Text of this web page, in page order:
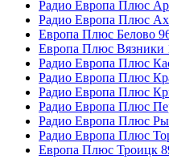
Радио Европа Плюс
Радио Европа Плюс
Европа Плюс Белово
Европа Плюс Вязники
Радио Европа Плюс
Радио Европа Плюс
Радио Европа Плюс
Радио Европа Плюс
Радио Европа Плюс
Радио Европа Плюс
Европа Плюс Троицк